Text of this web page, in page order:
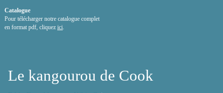
Catalogue
Pour télécharger notre catalogue complet
en format pdf, cliquez ici
Le kangourou de Cook